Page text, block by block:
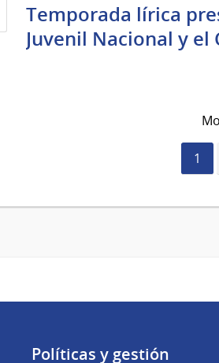
Temporada lírica
Juvenil Nacional y el
1
Políticas y gestión